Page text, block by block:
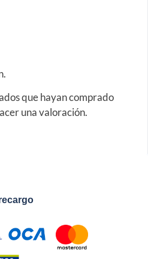
que hayan comprado
una valoración.